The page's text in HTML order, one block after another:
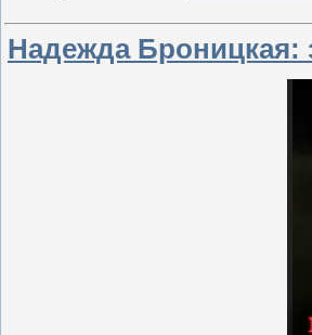
Надежда Броницкая: